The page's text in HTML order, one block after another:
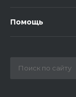
Помощь